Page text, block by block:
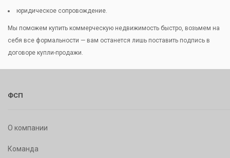
юридическое сопровождение.
Мы поможем купить коммерческую недвижимость быстро, возьмем на
себя все формальности — вам останется лишь поставить подпись в
договоре купли-продажи.
ФСП
О компании
Команда